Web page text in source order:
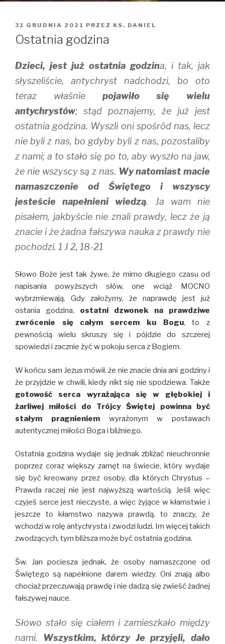
OPUBLIKOWANE
W
31 GRUDNIA 2021 PRZEZ KS. DANIEL
Ostatnia godzina
Dzieci, jest już ostatnia godzina, i tak, jak
słyszeliście, antychryst nadchodzi, bo oto
teraz właśnie pojawiło się wielu
antychrystów; stąd poznajemy, że już jest
ostatnia godzina. Wyszli oni spośród nas, lecz
nie byli z nas, bo gdyby byli z nas, pozostaliby
z nami; a to stało się po to, aby wyszło na jaw,
że nie wszyscy są z nas. Wy natomiast macie
namaszczenie od Świętego i wszyscy
jesteście napełnieni wiedzą. Ja wam nie
pisałem, jakbyście nie znali prawdy, lecz że ją
znacie i że żadna fałszywa nauka z prawdy nie
pochodzi. 1 J 2, 18-21
Słowo Boże jest tak żywe, że mimo długiego czasu od
napisania powyższych słów, one wciąż MOCNO
wybrzmiewają. Gdy założymy, że naprawdę jest już
ostania godzina, ostatni dzwonek na prawdziwe
zwrócenie się całym sercem ku Bogu, to z
pewnością wielu skruszy się i pójdzie do szczerej
spowiedzi i zacznie żyć w pokoju serca z Bogiem.
W końcu sam Jezus mówił, że nie znacie dnia ani godziny i
że przyjdzie w chwili, kiedy nikt się nie spodziewa. Także
gotowość serca wyrażająca się w głębokiej i
żarliwej miłości do Trójcy Świętej powinna być
stałym pragnieniemwyrażonym w postawach
autentycznej miłości Boga i bliźniego.
Ostatnia godzina wydaje się jednak zbliżać nieuchronnie
poprzez coraz większy zamęt na świecie, który wydaje
się być kreowany przez osoby, dla których Chrystus –
Prawda raczej nie jest najwyższą wartością. Jeśli więc
czyjeś serce jest nieczyste, a więc żyjące w kłamstwie i
jeszcze to kłamstwo nazywa prawdą, to znaczy, że
wchodzi w rolę antychrysta i zwodzi ludzi. Im więcej takich
zwodzących, tym bliższa może być ostatnia godzina.
Św. Jan pociesza jednak, że osoby namaszczone od
Świętego są napełnione darem wiedzy. Oni znają albo
chociaż przeczuwają prawdę i nie dadzą się zwieść żadnej
fałszywej nauce.
Słowo stało się ciałem i zamieszkało między
nami. Wszystkim, którzy Je przyjęli, dało